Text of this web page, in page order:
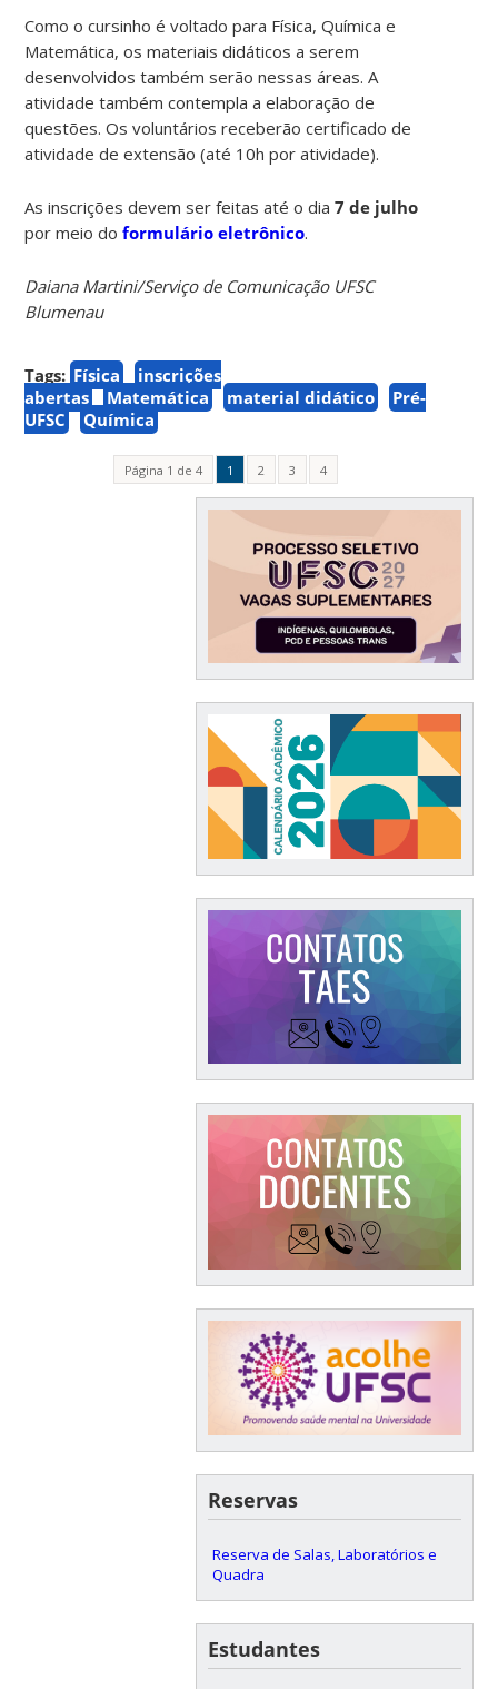
Como o cursinho é voltado para Física, Química e
Matemática, os materiais didáticos a serem
desenvolvidos também serão nessas áreas. A
atividade também contempla a elaboração de
questões. Os voluntários receberão certificado de
atividade de extensão (até 10h por atividade).
As inscrições devem ser feitas até o dia7 de julho
por meio doformulário eletrônico.
Daiana Martini/Serviço de Comunicação UFSC
Blumenau
Tags: Física
inscrições
abertas
Matemática material didático
Pré-
UFSC
Química
Página 1 de 4 1 2 3 4
Reservas
Reserva de Salas, Laboratórios e
Quadra
Estudantes